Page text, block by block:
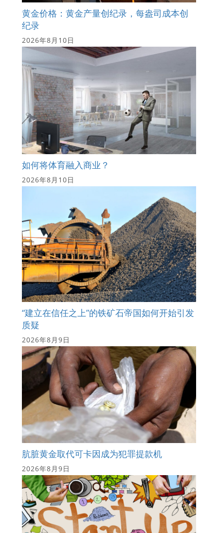
黄金价格：黄金产量创纪录，每盎司成本创
纪录
2026年8月10日
如何将体育融入商业？
2026年8月10日
“建立在信任之上”的铁矿石帝国如何开始引发
质疑
2026年8月9日
肮脏黄金取代可卡因成为犯罪提款机
2026年8月9日